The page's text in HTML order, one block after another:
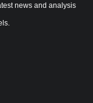
news and analysis